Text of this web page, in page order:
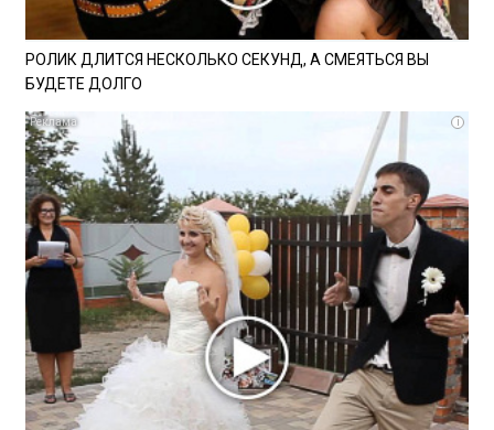
РОЛИК ДЛИТСЯ НЕСКОЛЬКО СЕКУНД, А СМЕЯТЬСЯ ВЫ
БУДЕТЕ ДОЛГО
i